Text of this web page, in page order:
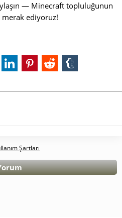
— Minecraft topluluğunun
ediyoruz!
Şartları